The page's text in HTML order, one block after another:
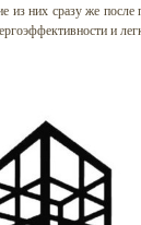
из них сразу же после
и